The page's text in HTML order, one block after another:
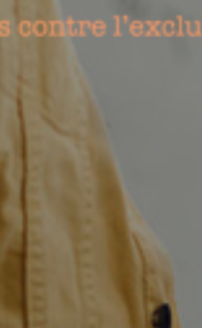
Petites et moyennes séries